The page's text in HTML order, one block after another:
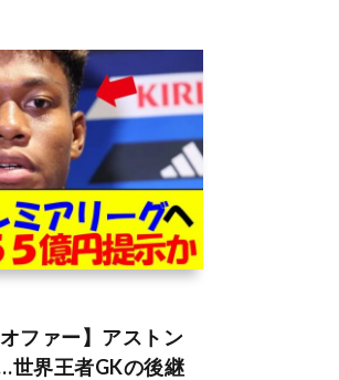
ファー】アストン
世界王者GKの後継